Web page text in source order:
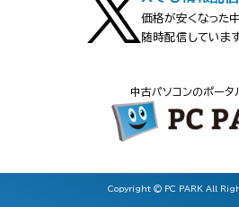
価格が安くなった
随時配信しています
中古パソコンのポータ
Copyright © PC PARK All